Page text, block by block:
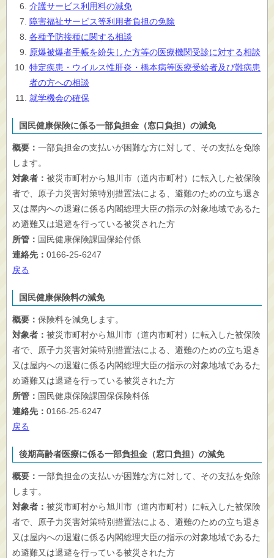
介護サービス利用料の減免
障害福祉サービス等利用者負担の免除
各種予防接種に関する相談
原爆被爆者手帳を紛失した方等の医療機関受診に対する相談
特定疾患・ウイルス性肝炎・橋本病等医療受給者及び難病患
者の方への相談
就学機会の確保
国民健康保険に係る一部負担金（窓口負担）の減免
概要： 一部負担金の支払いが困難な方に対して、その支払を免除
します。
対象者： 被災市町村から旭川市（道内市町村）に転入した被保険
者で、原子力災害対策特別措置法による、避難のための立ち退き
又は屋内への退避に係る内閣総理大臣の指示の対象地域であるた
め避難又は退避を行っている被災された方
所管： 国民健康保険課国保給付係
連絡先： 0166-25-6247
戻る
国民健康保険料の減免
概要： 保険料を減免します。
対象者： 被災市町村から旭川市（道内市町村）に転入した被保険
者で、原子力災害対策特別措置法による、避難のための立ち退き
又は屋内への退避に係る内閣総理大臣の指示の対象地域であるた
め避難又は退避を行っている被災された方
所管： 国民健康保険課国保保険料係
連絡先： 0166-25-6247
戻る
後期高齢者医療に係る一部負担金（窓口負担）の減免
概要： 一部負担金の支払いが困難な方に対して、その支払を免除
します。
対象者： 被災市町村から旭川市（道内市町村）に転入した被保険
者で、原子力災害対策特別措置法による、避難のための立ち退き
又は屋内への退避に係る内閣総理大臣の指示の対象地域であるた
め避難又は退避を行っている被災された方